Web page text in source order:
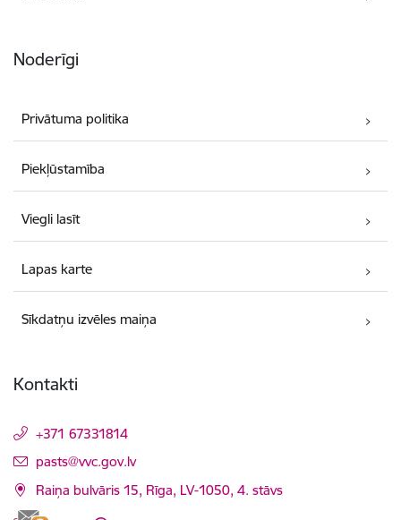
Noderīgi
Privātuma politika
Piekļūstamība
Viegli lasīt
Lapas karte
Sīkdatņu izvēles maiņa
Kontakti
+371 67331814
E-pasts:
pasts@vvc.gov.lv
Raiņa bulvāris 15, Rīga, LV-1050, 4. stāvs